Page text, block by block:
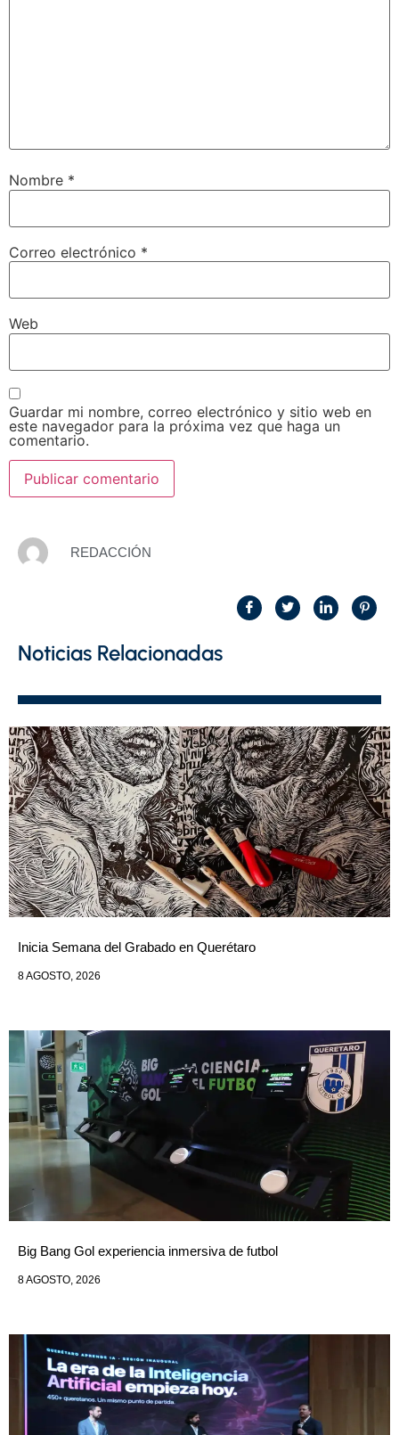
Nombre *
Correo electrónico *
Web
Guardar mi nombre, correo electrónico y sitio web en
este navegador para la próxima vez que haga un
comentario.
REDACCIÓN
Noticias Relacionadas
Inicia Semana del Grabado en Querétaro
8 AGOSTO, 2026
Big Bang Gol experiencia inmersiva de futbol
8 AGOSTO, 2026